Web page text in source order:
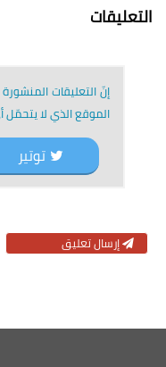
التعليقات
إنّ التعليقات
الموقع الذي لا يتحمّل
توتير
إرسال تعليق